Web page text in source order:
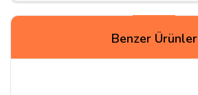
Benzer Ürünler